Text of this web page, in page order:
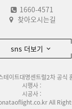
1660-4571
찾아오시는길
sns 더보기
테이트대명센트럴2차 공식
시행사 :
시공사 :
All